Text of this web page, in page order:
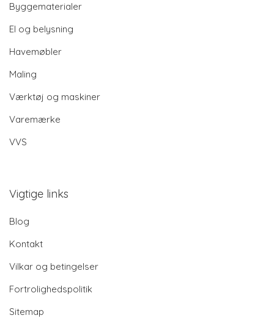
Byggematerialer
El og belysning
Havemøbler
Maling
Værktøj og maskiner
Varemærke
VVS
Vigtige links
Blog
Kontakt
Vilkar og betingelser
Fortrolighedspolitik
Sitemap